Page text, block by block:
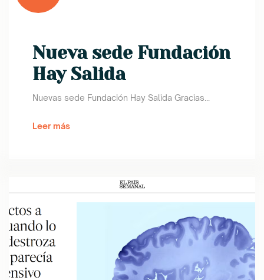
Nueva sede Fundación
Hay Salida
Nuevas sede Fundación Hay Salida Gracias...
Leer más